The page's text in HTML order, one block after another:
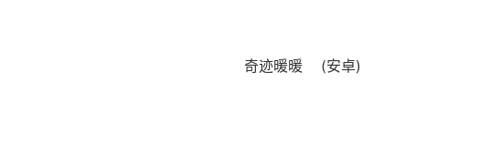
奇迹暖暖 (安卓)